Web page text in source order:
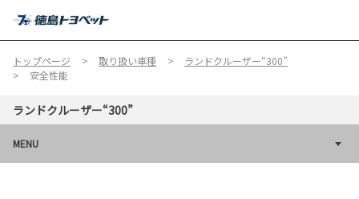
トップページ 取り扱い車種
ランドクルーザー“300”
安全性能
ランドクルーザー“300”
MENU